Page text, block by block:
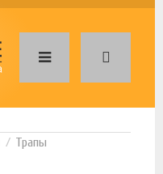
Трапы